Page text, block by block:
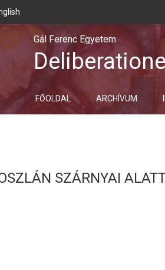
Gál Ferenc Egyetem
FŐOLDAL ARCHÍVUM
SZÁRNYAI